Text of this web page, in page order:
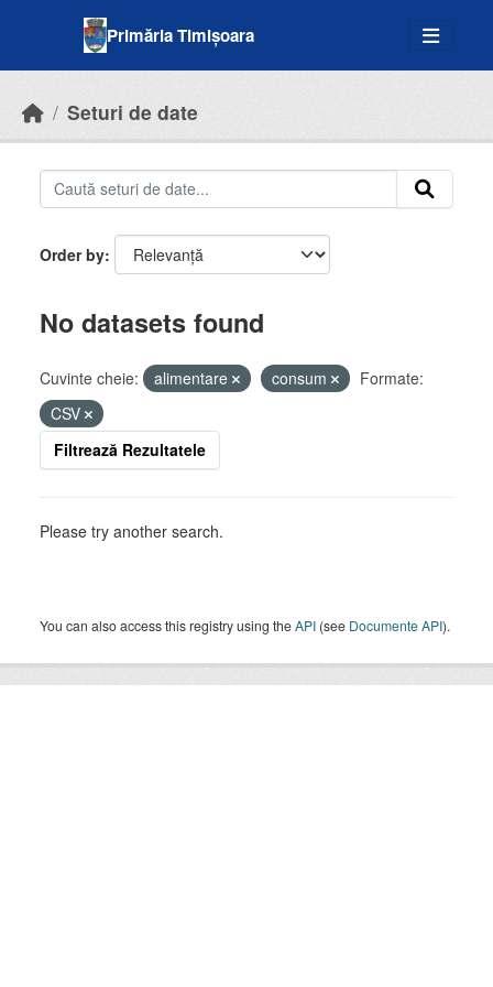
Primăria Timișoara
Seturi de date
Order by
No datasets found
Cuvinte cheie: alimentare consum
Formate:
CSV
Filtrează Rezultatele
Please try another search.
You can also access this registry using theAPI (see Documente API).